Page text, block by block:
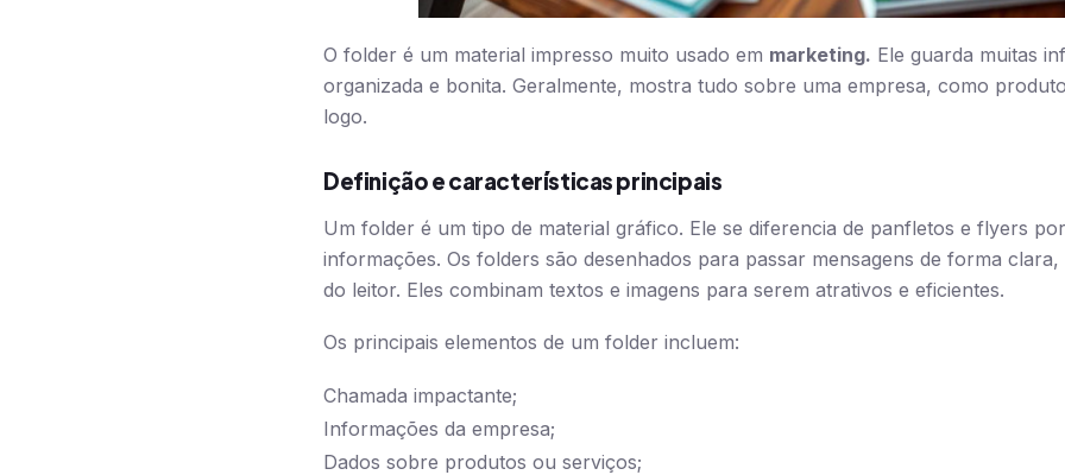
O folder é um material impresso muito usado em marketing. Ele guarda muitas
organizada e bonita. Geralmente, mostra tudo sobre uma empresa, como
logo.
Definição e características principais
Um folder é um tipo de material gráfico. Ele se diferencia de panfletos e flyers
informações. Os folders são desenhados para passar mensagens de forma
do leitor. Eles combinam textos e imagens para serem atrativos e eficientes.
Os principais elementos de um folder incluem:
Chamada impactante;
Informações da empresa;
Dados sobre produtos ou serviços;